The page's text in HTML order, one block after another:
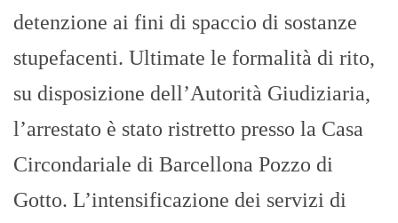
detenzione ai fini di spaccio di sostanze
stupefacenti. Ultimate le formalità di rito,
su disposizione dell’Autorità Giudiziaria,
l’arrestato è stato ristretto presso la Casa
Circondariale di Barcellona Pozzo di
Gotto. L’intensificazione dei servizi di